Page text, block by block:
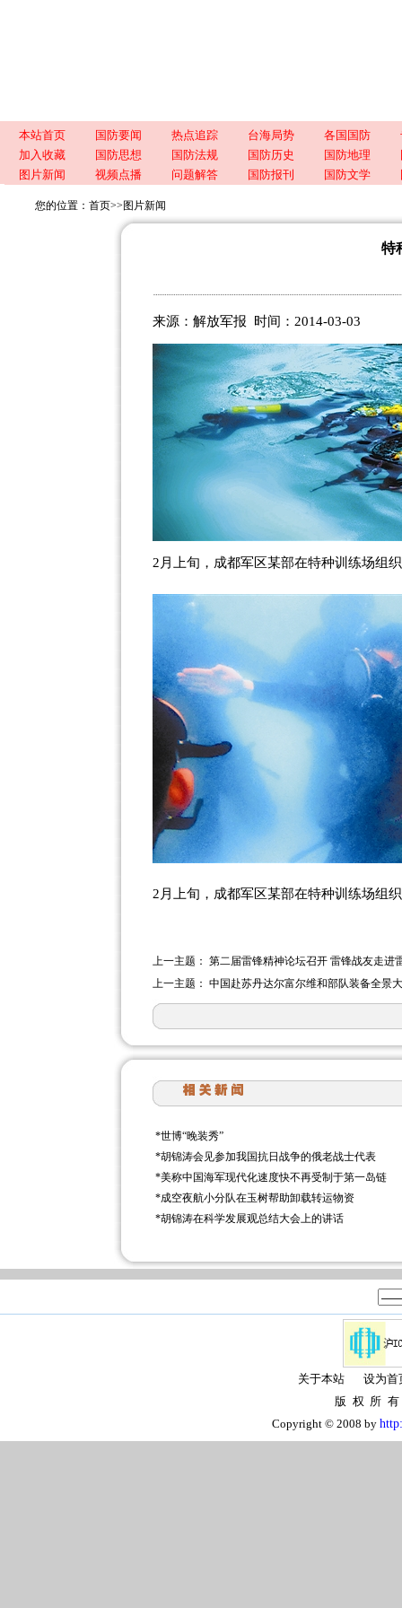
本站首页 国防要闻 热点追踪 台海局势 各国国防
加入收藏
国防思想 国防法规 国防历史 国防地理
图片新闻
视频点播 问题解答 国防报刊 国防文学
您的位置： 首页>> 图片新闻
特
来源：解放军报 时间：2014-03-03
2月上旬，成都军区某部在特种训练场组
2月上旬，成都军区某部在特种训练场组
上一主题： 第二届雷锋精神论坛召开 雷锋战友走进
上一主题： 中国赴苏丹达尔富尔维和部队装备全景
*世博“晚装秀”
*胡锦涛会见参加我国抗日战争的俄老战士代表
*美称中国海军现代化速度快不再受制于第一岛链
*成空夜航小分队在玉树帮助卸载转运物资
*胡锦涛在科学发展观总结大会上的讲话